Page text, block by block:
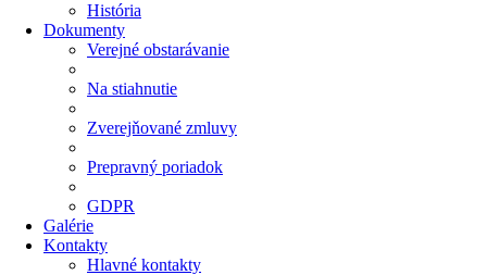
História
Dokumenty
Verejné obstarávanie
Na stiahnutie
Zverejňované zmluvy
Prepravný poriadok
GDPR
Galérie
Kontakty
Hlavné kontakty